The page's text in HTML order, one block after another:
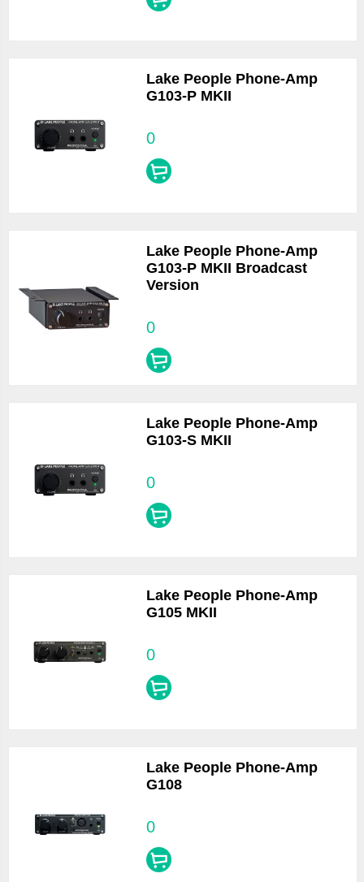
Lake People Phone-Amp
G103-P MKII
0
Lake People Phone-Amp
G103-P MKII Broadcast
Version
0
Lake People Phone-Amp
G103-S MKII
0
Lake People Phone-Amp
G105 MKII
0
Lake People Phone-Amp
G108
0